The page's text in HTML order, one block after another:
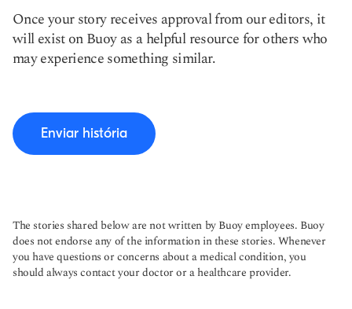
Once your story receives approval from our editors, it
will exist on Buoy as a helpful resource for others who
may experience something similar.
Enviar história
The stories shared below are not written by Buoy employees. Buoy
does not endorse any of the information in these stories. Whenever
you have questions or concerns about a medical condition, you
should always contact your doctor or a healthcare provider.